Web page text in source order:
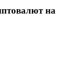
на